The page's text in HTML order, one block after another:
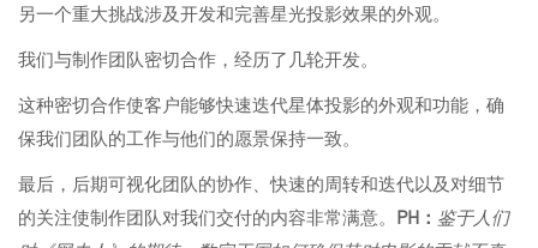
另一个重大挑战涉及开发和完善星光投影效果的外观。
我们与制作团队密切合作，经历了几轮开发。
这种密切合作使客户能够快速迭代星体投影的外观和功能，确
保我们团队的工作与他们的愿景保持一致。
最后，后期可视化团队的协作、快速的周转和迭代以及对细节
的关注使制作团队对我们交付的内容非常满意。 PH： 鉴于人们